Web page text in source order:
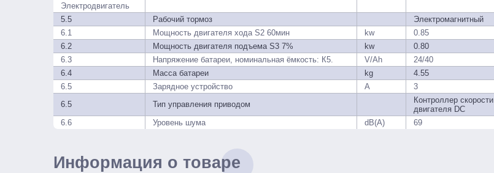
Электродвигатель
5.5
Рабочий тормоз
Электромагнитный
6.1
Мощность двигателя хода S2 60мин kw
0.85
6.2
Мощность двигателя подъема S3 7% kw
0.80
6.3
Напряжение батареи, номинальная ёмкость: К5. V/Ah
24/40
6.4
Масса батареи kg
4.55
6.5
Зарядное устройство A
3
6.5
Тип управления приводом
Контроллер скорости
двигателя DC
6.6
Уровень шума dB(A) 69
Информация о товаре